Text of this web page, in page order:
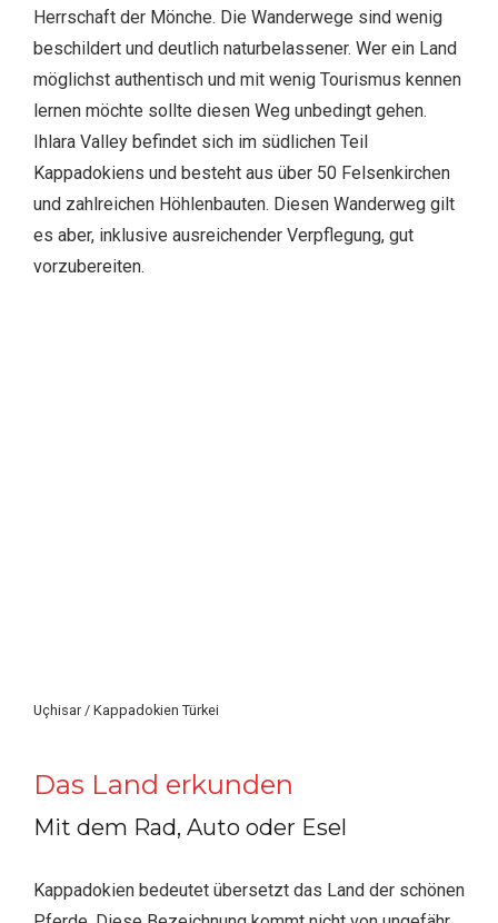
Herrschaft der Mönche. Die Wanderwege sind wenig
beschildert und deutlich naturbelassener. Wer ein Land
möglichst authentisch und mit wenig Tourismus kennen
lernen möchte sollte diesen Weg unbedingt gehen.
Ihlara Valley befindet sich im südlichen Teil
Kappadokiens und besteht aus über 50 Felsenkirchen
und zahlreichen Höhlenbauten. Diesen Wanderweg gilt
es aber, inklusive ausreichender Verpflegung, gut
vorzubereiten.
Uçhisar / Kappadokien Türkei
Das Land erkunden
Mit dem Rad, Auto oder Esel
Kappadokien bedeutet übersetzt das Land der schönen